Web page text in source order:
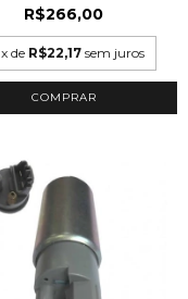
R$266,00
x de R$22,17 sem juros